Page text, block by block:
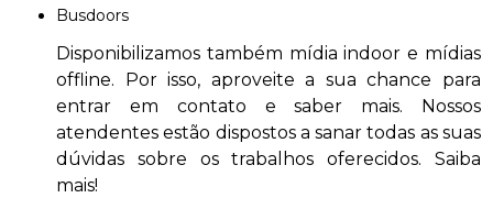
busdoors
Disponibilizamos também mídia indoor e mídias
offline. Por isso, aproveite a sua chance para
entrar em contato e saber mais. Nossos
atendentes estão dispostos a sanar todas as suas
dúvidas sobre os trabalhos oferecidos. Saiba
mais!